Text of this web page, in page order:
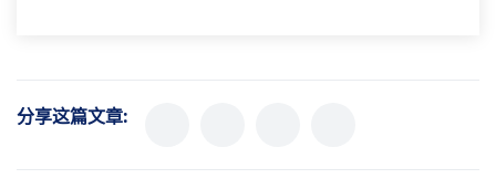
分享这篇文章: